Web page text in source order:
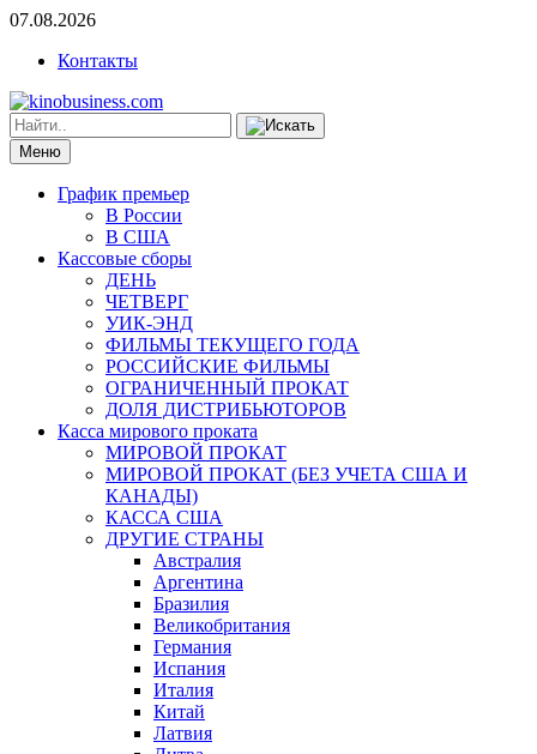
07.08.2026
Контакты
Меню
График премьер
В России
В США
Кассовые сборы
ДЕНЬ
ЧЕТВЕРГ
УИК-ЭНД
ФИЛЬМЫ ТЕКУЩЕГО ГОДА
РОССИЙСКИЕ ФИЛЬМЫ
ОГРАНИЧЕННЫЙ ПРОКАТ
ДОЛЯ ДИСТРИБЬЮТОРОВ
Касса мирового проката
МИРОВОЙ ПРОКАТ
МИРОВОЙ ПРОКАТ (БЕЗ УЧЕТА США И
КАНАДЫ)
КАССА США
ДРУГИЕ СТРАНЫ
Австралия
Аргентина
Бразилия
Великобритания
Германия
Испания
Италия
Китай
Латвия